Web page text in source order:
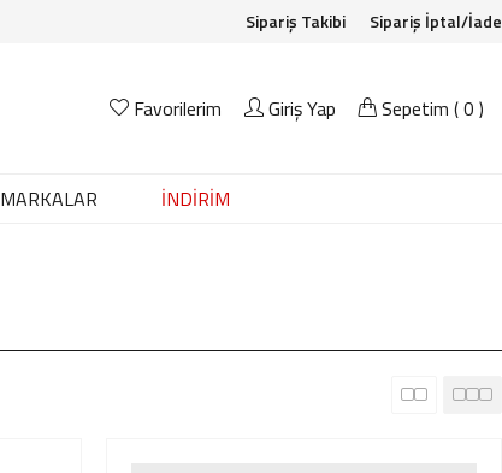
Sipariş Takibi Sipariş İptal/İade
Favorilerim Giriş Yap Sepetim (0 )
MARKALAR İNDİRİM